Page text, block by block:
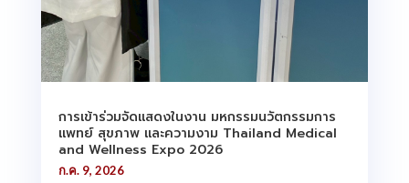
การเข้าร่วมจัดแสดงในงาน มหกรรมนวัตกรรมการ
แพทย์ สุขภาพ และความงาม Thailand Medical
and Wellness Expo 2026
ก.ค. 9, 2026